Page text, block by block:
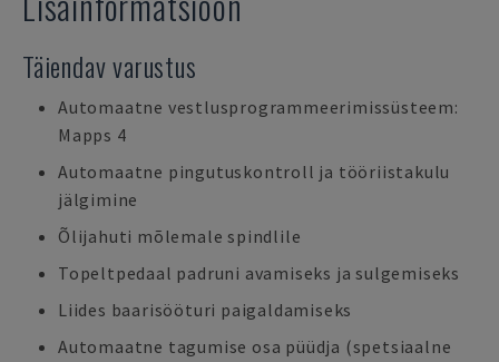
Täiendav varustus
Automaatne vestlusprogrammeerimissüsteem:
Mapps 4
Automaatne pingutuskontroll ja tööriistakulu
jälgimine
Õlijahuti mõlemale spindlile
Topeltpedaal padruni avamiseks ja sulgemiseks
Liides baarisööturi paigaldamiseks
Automaatne tagumise osa püüdja (spetsiaalne